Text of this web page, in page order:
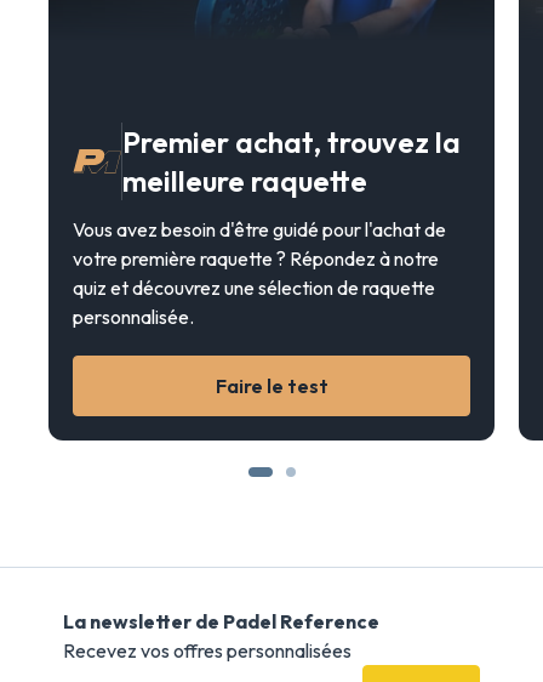
Premier achat, trouvez la
meilleure raquette
Vous avez besoin d'être guidé pour l'achat de
votre première raquette ? Répondez à notre
quiz et découvrez une sélection de raquette
personnalisée.
Faire le test
La newsletter de Padel Reference
Recevez vos offres personnalisées